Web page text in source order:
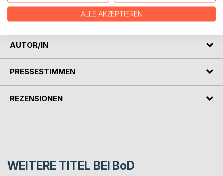
Nachschlagewerk und Preiskatalog für EM- und WM
Fussballmaskottchen ab 1966.
AUTOR/IN
PRESSESTIMMEN
REZENSIONEN
WEITERE TITEL BEI BoD
ALLE AKZEPTIEREN